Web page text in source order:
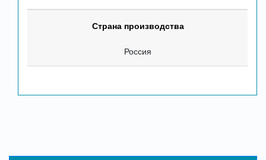
Страна производства
Россия